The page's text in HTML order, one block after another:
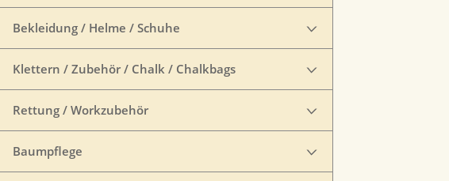
Bekleidung / Helme / Schuhe
Klettern / Zubehör / Chalk / Chalkbags
Rettung / Workzubehör
Baumpflege